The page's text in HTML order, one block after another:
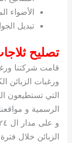
الأضواء
تبديل
تصليح
قامت شركتنا
ورغبات الزبائن
التي تستطيعون
الرسمية و
الزبائن خلال